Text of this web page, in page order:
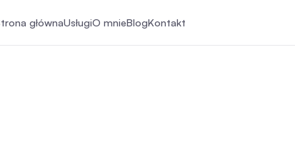
głównaUsługiO mnieBlogKontakt